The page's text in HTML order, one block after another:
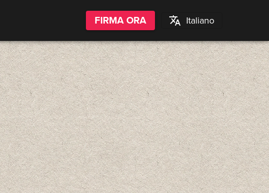
FIRMA ORA Italiano